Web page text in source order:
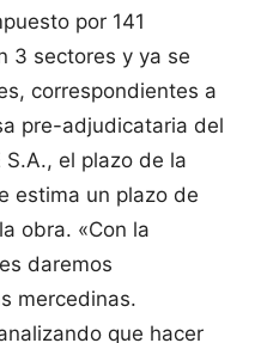
por 141
3 sectores y ya se
correspondientes a
pre-adjudicataria del
S.A., el plazo de la
estima un plazo de
obra. «Con la
daremos
mercedinas.
que hacer